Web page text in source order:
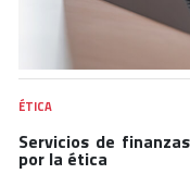
ÉTICA
Servicios de
por la ética